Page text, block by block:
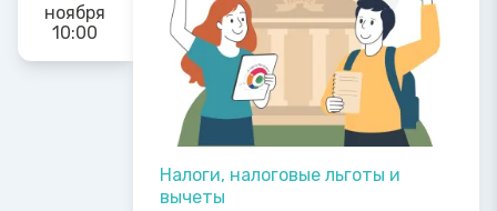
ноября
10:00
Налоги, налоговые льготы и
вычеты